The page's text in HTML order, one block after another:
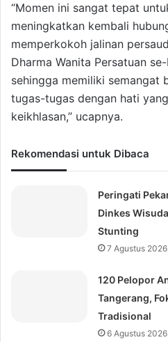
“Momen ini sangat tepat
meningkatkan kembali
memperkokoh jalinan
Dharma Wanita Persatuan
sehingga memiliki semangat
tugas-tugas dengan hati
keikhlasan,” ucapnya.
Rekomendasi untuk Dibaca
Peringati
Dinkes
Stunting
7 Agustus 2026
120 Pelopor
Tangerang,
Tradisional
6 Agustus 2026